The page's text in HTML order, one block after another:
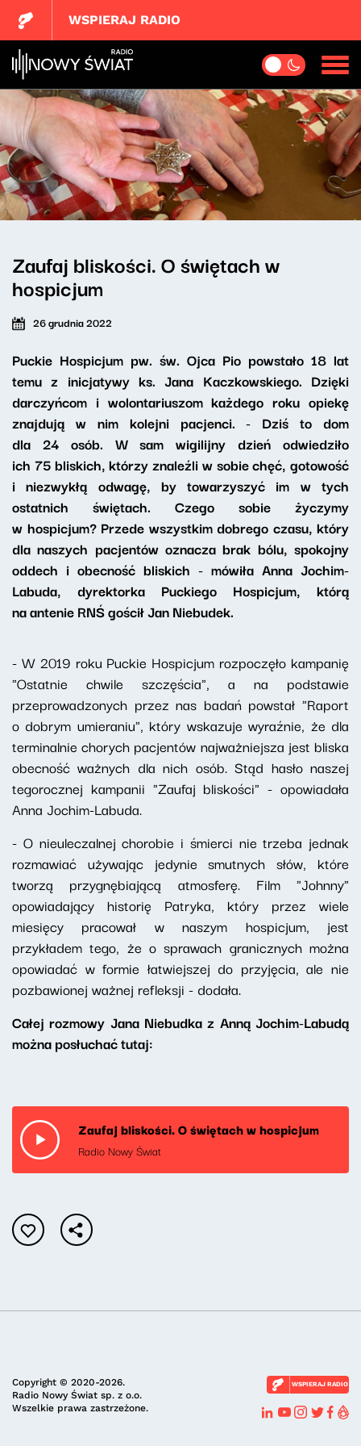
WSPIERAJ RADIO
Zaufaj bliskości. O świętach w
hospicjum
26 grudnia 2022
Puckie Hospicjum pw. św. Ojca Pio powstało 18 lat
temu z inicjatywy ks. Jana Kaczkowskiego. Dzięki
darczyńcom i wolontariuszom każdego roku opiekę
znajdują w nim kolejni pacjenci. - Dziś to dom
dla 24 osób. W sam wigilijny dzień odwiedziło
ich 75 bliskich, którzy znaleźli w sobie chęć, gotowość
i niezwykłą odwagę, by towarzyszyć im w tych
ostatnich świętach. Czego sobie życzymy
w hospicjum? Przede wszystkim dobrego czasu, który
dla naszych pacjentów oznacza brak bólu, spokojny
oddech i obecność bliskich - mówiła Anna Jochim-
Labuda, dyrektorka Puckiego Hospicjum, którą
na antenie RNŚ gościł Jan Niebudek.
- W 2019 roku Puckie Hospicjum rozpoczęło kampanię
"Ostatnie chwile szczęścia", a na podstawie
przeprowadzonych przez nas badań powstał "Raport
o dobrym umieraniu", który wskazuje wyraźnie, że dla
terminalnie chorych pacjentów najważniejsza jest bliska
obecność ważnych dla nich osób. Stąd hasło naszej
tegorocznej kampanii "Zaufaj bliskości" - opowiadała
Anna Jochim-Labuda.
- O nieuleczalnej chorobie i śmierci nie trzeba jednak
rozmawiać używając jedynie smutnych słów, które
tworzą przygnębiającą atmosferę. Film "Johnny"
opowiadający historię Patryka, który przez wiele
miesięcy pracował w naszym hospicjum, jest
przykładem tego, że o sprawach granicznych można
opowiadać w formie łatwiejszej do przyjęcia, ale nie
pozbawionej ważnej refleksji - dodała.
Całej rozmowy Jana Niebudka z Anną Jochim-Labudą
można posłuchać tutaj:
Zaufaj bliskości. O świętach w hospicjum
Radio Nowy Świat
Copyright © 2020-2026.
Radio Nowy Świat sp. z o.o.
Wszelkie prawa zastrzeżone.
WSPIERAJ RADIO